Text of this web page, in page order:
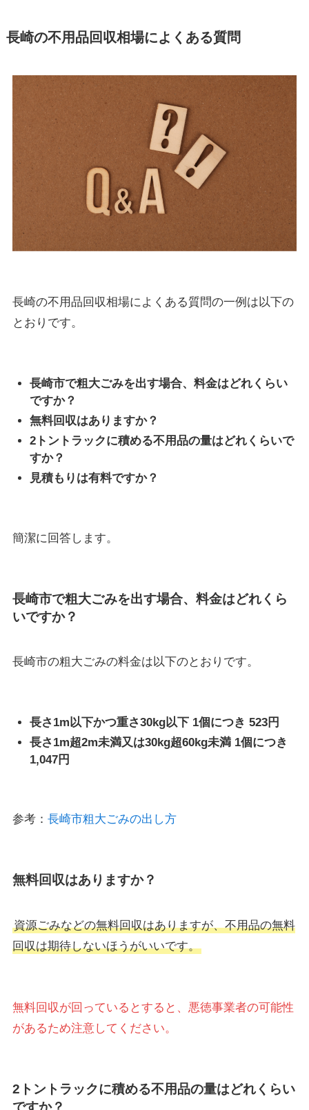
長崎の不用品回収相場によくある質問
長崎の不用品回収相場によくある質問の一例は以下の
とおりです。
長崎市で粗大ごみを出す場合、料金はどれくらい
ですか？
無料回収はありますか？
2トントラックに積める不用品の量はどれくらいで
すか？
見積もりは有料ですか？
簡潔に回答します。
長崎市で粗大ごみを出す場合、料金はどれくら
いですか？
長崎市の粗大ごみの料金は以下のとおりです。
長さ1m以下かつ重さ30kg以下 1個につき 523円
長さ1m超2m未満又は30kg超60kg未満 1個につき
1,047円
参考： 長崎市粗大ごみの出し方
無料回収はありますか？
資源ごみなどの無料回収はありますが、不用品の無料
回収は期待しないほうがいいです。
無料回収が回っているとすると、悪徳事業者の可能性
があるため注意してください。
2トントラックに積める不用品の量はどれくらい
ですか？